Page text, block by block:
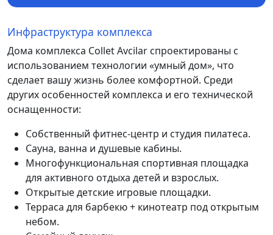
Инфраструктура комплекса
Дома комплекса Collet Avcilar спроектированы с
использованием технологии «умный дом», что
сделает вашу жизнь более комфортной. Среди
других особенностей комплекса и его технической
оснащенности:
Собственный фитнес-центр и студия пилатеса.
Сауна, ванна и душевые кабины.
Многофункциональная спортивная площадка
для активного отдыха детей и взрослых.
Открытые детские игровые площадки.
Терраса для барбекю + кинотеатр под открытым
небом.